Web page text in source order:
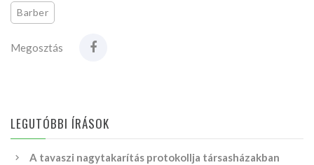
Barber
Megosztás
LEGUTÓBBI ÍRÁSOK
A tavaszi nagytakarítás protokollja társasházakban